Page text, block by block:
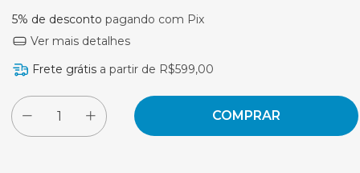
5% de desconto pagando com Pix
Ver mais detalhes
Frete grátis a partir de R$599,00